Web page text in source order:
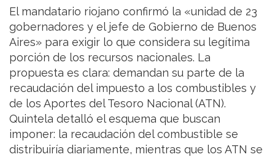
El mandatario riojano confirmó la «unidad de 23
gobernadores y el jefe de Gobierno de Buenos
Aires» para exigir lo que considera su legítima
porción de los recursos nacionales. La
propuesta es clara: demandan su parte de la
recaudación del impuesto a los combustibles y
de los Aportes del Tesoro Nacional (ATN).
Quintela detalló el esquema que buscan
imponer: la recaudación del combustible se
distribuiría diariamente, mientras que los ATN se